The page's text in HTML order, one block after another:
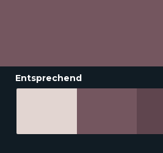
Entsprechend